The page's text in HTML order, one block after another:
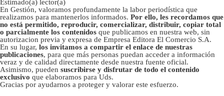
Estimado(a) lector(a)
En Gestión, valoramos profundamente la labor periodística que
realizamos para mantenerlos informados. Por ello, les recordamos que
no está permitido, reproducir, comercializar, distribuir, copiar total
o parcialmente los contenidos que publicamos en nuestra web, sin
autorizacion previa y expresa de Empresa Editora El Comercio S.A.
En su lugar, los invitamos a compartir el enlace de nuestras
publicaciones, para que más personas puedan acceder a información
veraz y de calidad directamente desde nuestra fuente oficial.
Asimismo, pueden suscribirse y disfrutar de todo el contenido
exclusivo que elaboramos para Uds.
Gracias por ayudarnos a proteger y valorar este esfuerzo.